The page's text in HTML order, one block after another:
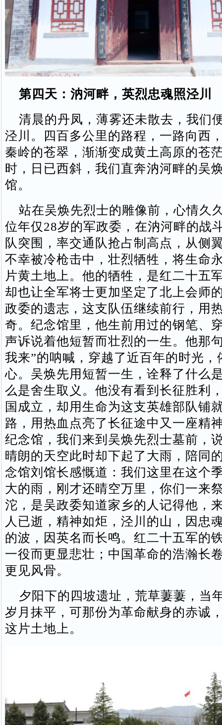
第四天：汭河畔，英烈忠魂照泾川
清晨的丹凤，薄雾还未散去，我们
泾川。四百多公里的路程，一路向西
秦岭的苍翠，渐渐变成黄土高原的苍
时，日已西斜，我们直奔汭河畔的吴
馆。
站在吴焕先烈士的雕像前，心情久
位年仅28岁的军政委，在汭河畔的战
队突围，率交通队抢占制高点，从侧
不幸被冷枪击中，壮烈牺牲，将生命
片黄土地上。他的牺牲，是红二十五
却也让全军将士更加坚定了北上会
政委的遗志，这支队伍继续前行，用
奇。纪念馆里，他生前用过的钢笔、
声诉说着他短暂而壮烈的一生。他那
我来”的呐喊，穿越了近百年的时光，
心。吴焕先用短暂一生，诠释了什么
么是舍生取义。他没有看到长征胜利
国成立，却用生命为这支英雄部队铺
路，用热血点亮了长征途中又一座精
纪念馆，我们来到吴焕先烈士墓前，
晴朗的天空此时却下起了大雨，陪同
念馆刘馆长感慨道：我们这里在这个
大的雨，刚才还晴空万里，你们一来
沱，是吴政委知道家乡的人记得他，
人已逝，精神如炬，泾川的山，因忠
的波，因英名而长鸣。红二十五军的
一役而更显悲壮；中国革命的浩瀚长
更见风骨。
夕阳下的四坡遗址，荒草萋萋，当
岁月抹平，可那份为革命献身的赤诚
这片土地上。